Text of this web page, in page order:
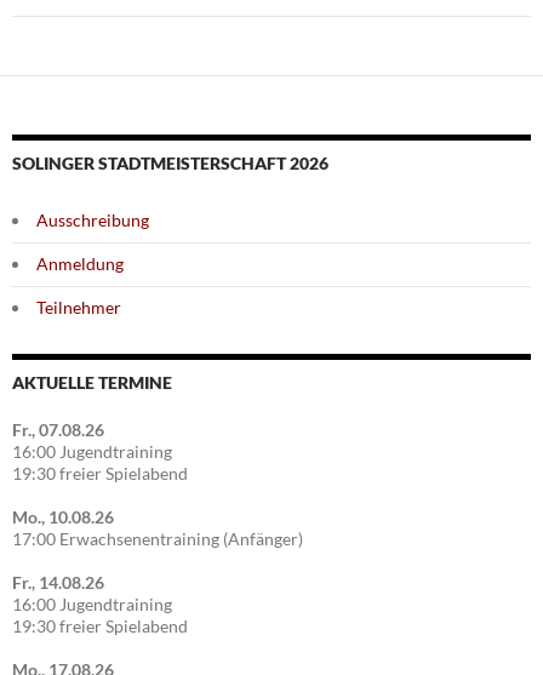
SOLINGER STADTMEISTERSCHAFT 2026
Ausschreibung
Anmeldung
Teilnehmer
AKTUELLE TERMINE
Fr., 07.08.26
16:00 Jugendtraining
19:30 freier Spielabend
Mo., 10.08.26
17:00 Erwachsenentraining (Anfänger)
Fr., 14.08.26
16:00 Jugendtraining
19:30 freier Spielabend
Mo., 17.08.26